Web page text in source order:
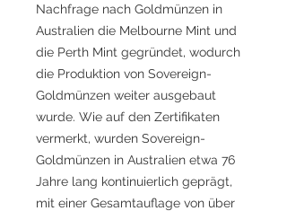
Nachfrage nach Goldmünzen in
Australien die Melbourne Mint und
die Perth Mint gegründet, wodurch
die Produktion von Sovereign-
Goldmünzen weiter ausgebaut
wurde. Wie auf den Zertifikaten
vermerkt, wurden Sovereign-
Goldmünzen in Australien etwa 76
Jahre lang kontinuierlich geprägt,
mit einer Gesamtauflage von über